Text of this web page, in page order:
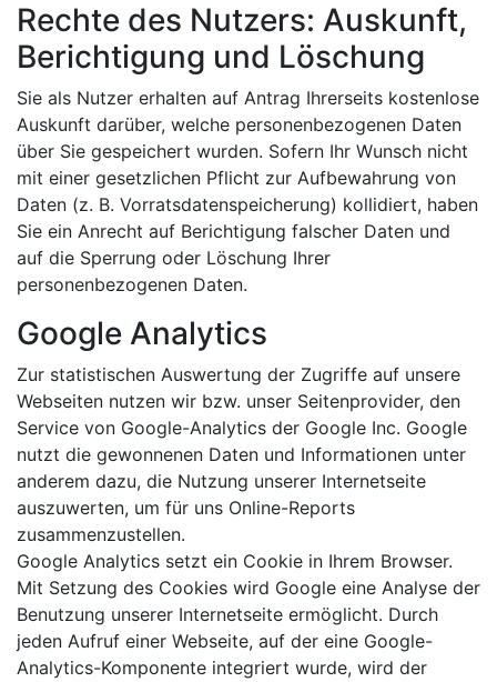
Rechte des Nutzers: Auskunft,
Berichtigung und Löschung
Sie als Nutzer erhalten auf Antrag Ihrerseits kostenlose
Auskunft darüber, welche personenbezogenen Daten
über Sie gespeichert wurden. Sofern Ihr Wunsch nicht
mit einer gesetzlichen Pflicht zur Aufbewahrung von
Daten (z. B. Vorratsdatenspeicherung) kollidiert, haben
Sie ein Anrecht auf Berichtigung falscher Daten und
auf die Sperrung oder Löschung Ihrer
personenbezogenen Daten.
Google Analytics
Zur statistischen Auswertung der Zugriffe auf unsere
Webseiten nutzen wir bzw. unser Seitenprovider, den
Service von Google-Analytics der Google Inc. Google
nutzt die gewonnenen Daten und Informationen unter
anderem dazu, die Nutzung unserer Internetseite
auszuwerten, um für uns Online-Reports
zusammenzustellen.
Google Analytics setzt ein Cookie in Ihrem Browser.
Mit Setzung des Cookies wird Google eine Analyse der
Benutzung unserer Internetseite ermöglicht. Durch
jeden Aufruf einer Webseite, auf der eine Google-
Analytics-Komponente integriert wurde, wird der